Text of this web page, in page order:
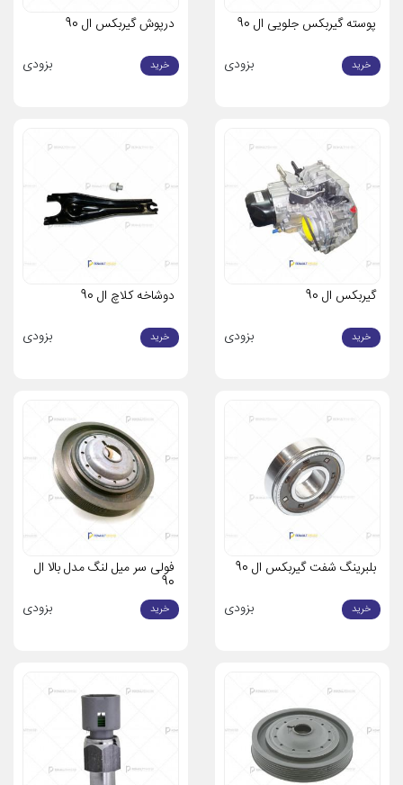
پوسته گیربکس جلویی ال 90
خرید بزودی
درپوش گیربکس ال 90
خرید بزودی
گیربکس ال 90
خرید بزودی
دوشاخه کلاچ ال 90
خرید بزودی
بلبرینگ شفت گیربکس ال 90
خرید بزودی
فولی سر میل لنگ مدل بالا ال
90
خرید بزودی